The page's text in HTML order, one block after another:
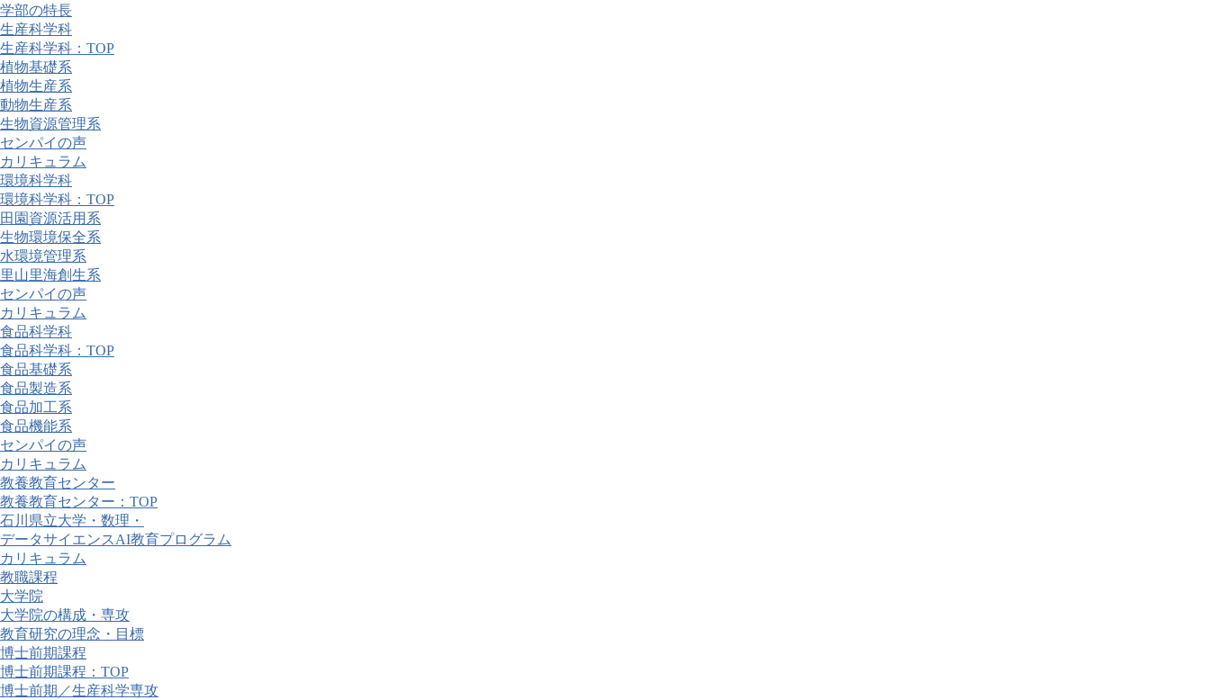
学部の特長
生産科学科
生産科学科：TOP
植物基礎系
植物生産系
動物生産系
生物資源管理系
センパイの声
カリキュラム
環境科学科
環境科学科：TOP
田園資源活用系
生物環境保全系
水環境管理系
里山里海創生系
センパイの声
カリキュラム
食品科学科
食品科学科：TOP
食品基礎系
食品製造系
食品加工系
食品機能系
センパイの声
カリキュラム
教養教育センター
教養教育センター：TOP
石川県立大学・数理・
データサイエンスAI教育プログラム
カリキュラム
教職課程
大学院
大学院の構成・専攻
教育研究の理念・目標
博士前期課程
博士前期課程：TOP
博士前期／生産科学専攻